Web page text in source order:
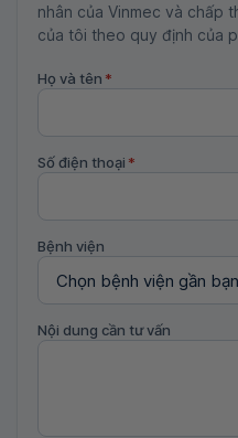
nhân của Vinmec và chấp
của tôi theo quy định của
Họ và tên *
Số điện thoại *
Bệnh viện
Nội dung cần tư vấn